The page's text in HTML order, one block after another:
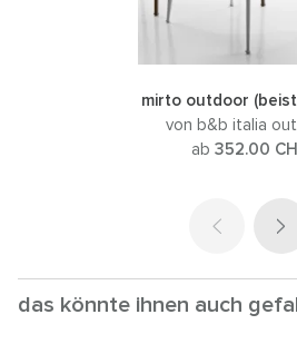
mirto outdoor
von b&b italia
ab 352.00
das könnte ihnen auch